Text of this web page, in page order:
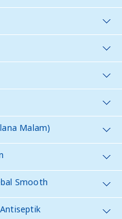
Malam)
Smooth